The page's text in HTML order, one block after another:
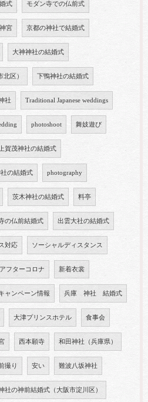
式 モダン寺での仏前式
宮 京都の神社で結婚式
大神神社の結婚式
北区） 下鴨神社の結婚式
社 Traditional Japanese weddings
photoshoot 舞妓遊び
上賀茂神社の結婚式
の結婚式 photography
茨木神社の結婚式 料亭
の仏前結婚式 出雲大社の結婚式
対応 ソーシャルディスタンス
アフターコロナ 新着衣裳
ャンペーン情報 兵庫 神社 結婚式
大津プリンスホテル 食事会
西本願寺 和田神社（兵庫県）
撮り 安い 難波八坂神社
社の神前結婚式（大阪市淀川区）